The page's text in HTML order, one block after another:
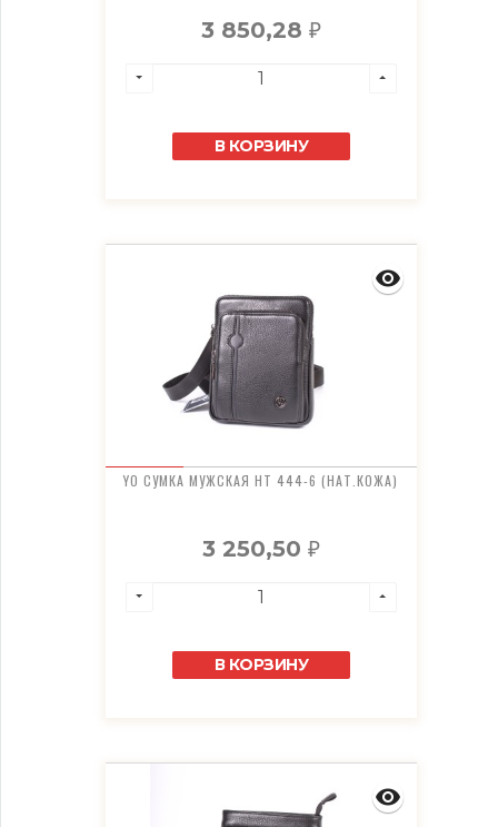
3 850,28 ₽
В КОРЗИНУ
YO СУМКА МУЖСКАЯ HT 444-6 (НАТ.КОЖА)
3 250,50 ₽
В КОРЗИНУ